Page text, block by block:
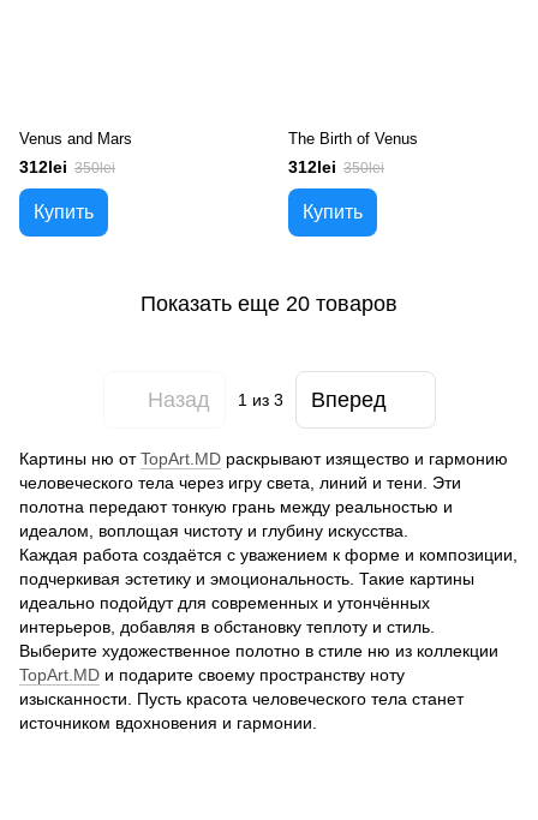
Venus and Mars
312lei 350lei
Купить
The Birth of Venus
312lei 350lei
Купить
Показать еще 20 товаров
Назад 1 из 3 Вперед
Картины ню отTopArt.MD раскрывают изящество и гармонию
человеческого тела через игру света, линий и тени. Эти
полотна передают тонкую грань между реальностью и
идеалом, воплощая чистоту и глубину искусства.
Каждая работа создаётся с уважением к форме и композиции,
подчеркивая эстетику и эмоциональность. Такие картины
идеально подойдут для современных и утончённых
интерьеров, добавляя в обстановку теплоту и стиль.
Выберите художественное полотно в стиле ню из коллекции
TopArt.MD и подарите своему пространству ноту
изысканности. Пусть красота человеческого тела станет
источником вдохновения и гармонии.